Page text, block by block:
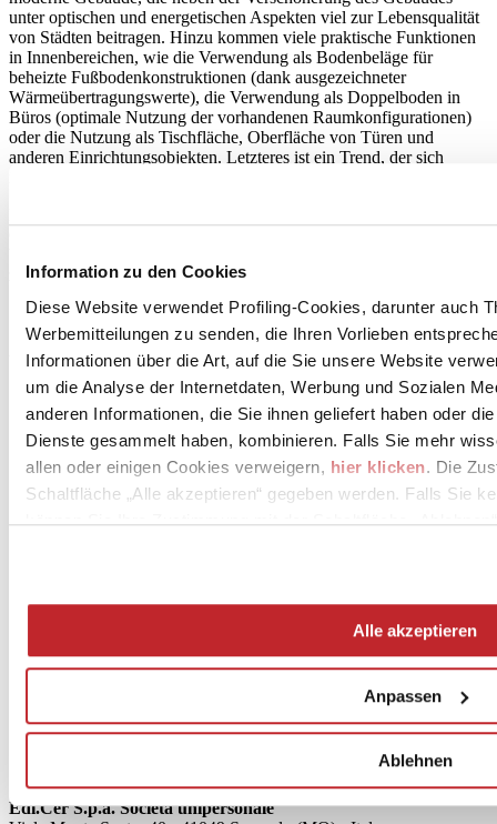
Information zu den Cookies
Diese Website verwendet Profiling-Cookies, darunter auch
Werbemitteilungen zu senden, die Ihren Vorlieben
Informationen über die Art, auf die Sie unsere Website
um die Analyse der Internetdaten, Werbung und Sozialen
anderen Informationen, die Sie ihnen geliefert haben oder
Dienste gesammelt haben, kombinieren. Falls Sie mehr
allen oder einigen Cookies verweigern, hier klicken. Die
Schaltfläche „Alle akzeptieren“ gegeben werden. Falls Sie
können Sie Ihre Zustimmung mit der Schaltfläche
Alle akzeptieren
Anpassen
Ablehnen
unter optischen und energetischen Aspekten viel zur Lebensqualität
von Städten beitragen. Hinzu kommen viele praktische Funktionen
in Innenbereichen, wie die Verwendung als Bodenbeläge für
beheizte Fußbodenkonstruktionen (dank ausgezeichneter
Wärmeübertragungswerte), die Verwendung als Doppelboden in
Büros (optimale Nutzung der vorhandenen Raumkonfigurationen)
oder die Nutzung als Tischfläche, Oberfläche von Türen und
anderen Einrichtungsobjekten. Letzteres ist ein Trend, der sich
zu den modernen Design- und Architekturlösungen zählt.
August 2019
aziende
Articoli
Privacy
Edi.Cer S.p.a. Società unipersonale